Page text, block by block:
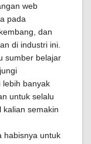
web
pada
dan
di industri ini.
sumber belajar
lebih banyak
untuk selalu
kalian semakin
habisnya untuk